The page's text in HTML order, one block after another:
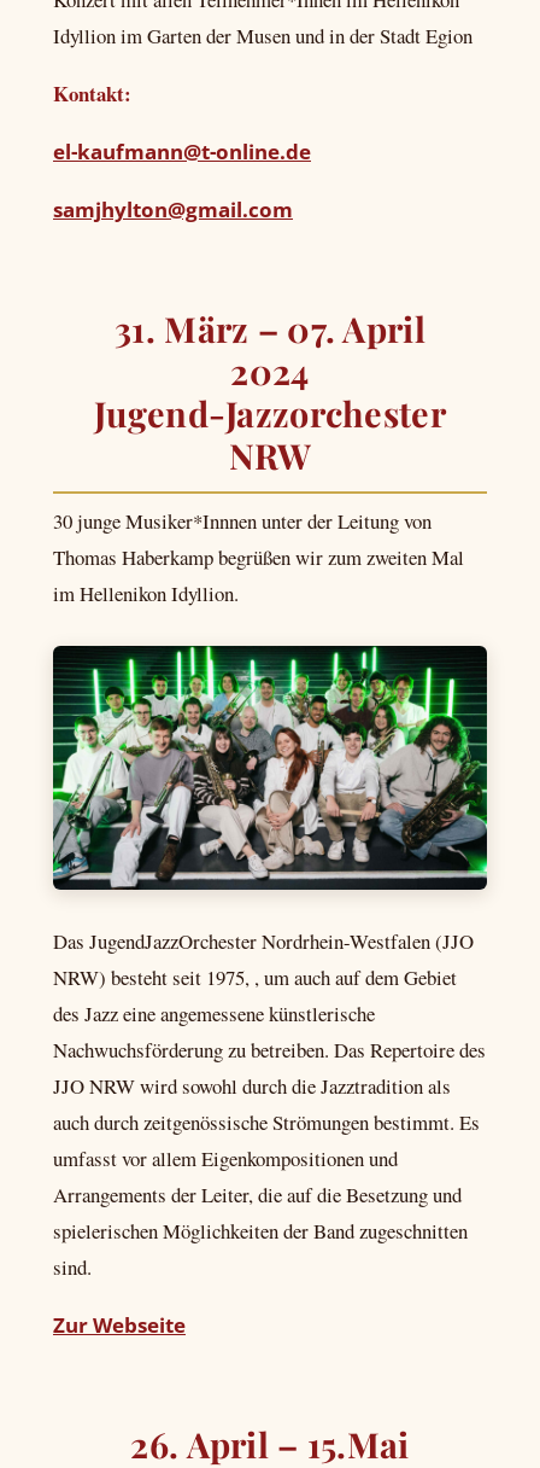
Idyllion im Garten der Musen und in der Stadt Egion
Kontakt:
el-kaufmann@t-online.de
samjhylton@gmail.com
31. März – 07. April
2024
Jugend-Jazzorchester
NRW
30 junge Musiker*Innnen unter der Leitung von
Thomas Haberkamp begrüßen wir zum zweiten Mal
im Hellenikon Idyllion.
Das JugendJazzOrchester Nordrhein-Westfalen (JJO
NRW) besteht seit 1975, , um auch auf dem Gebiet
des Jazz eine angemessene künstlerische
Nachwuchsförderung zu betreiben. Das Repertoire des
JJO NRW wird sowohl durch die Jazztradition als
auch durch zeitgenössische Strömungen bestimmt. Es
umfasst vor allem Eigenkompositionen und
Arrangements der Leiter, die auf die Besetzung und
spielerischen Möglichkeiten der Band zugeschnitten
sind.
Zur Webseite
26. April – 15.Mai